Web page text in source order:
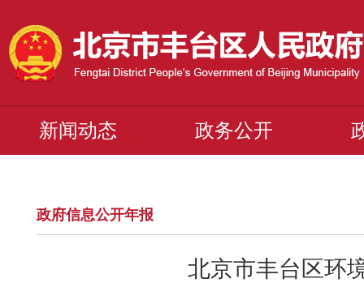
新闻动态 政务公开
政府信息公开年报
北京市丰台区环